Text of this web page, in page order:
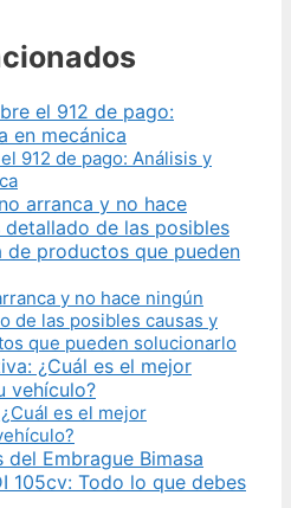
912 de pago: Análisis y
y no hace ningún
de las posibles causas y
que pueden solucionarlo
es el mejor